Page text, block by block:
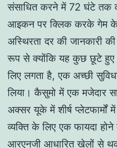
संसाधित करने में 72 घंटे तक
आइकन पर क्लिक करके गेम
अस्थिरता दर की जानकारी
रूप से क्योंकि यह कुछ छूटे हुए
लिए लगता है, एक अच्छी
लिया। कैसुमो में एक मजेदार
अक्सर यूके में शीर्ष प्लेटफार्मों
व्यक्ति के लिए एक फायदा होने
आरएनजी आधारित खेलों से